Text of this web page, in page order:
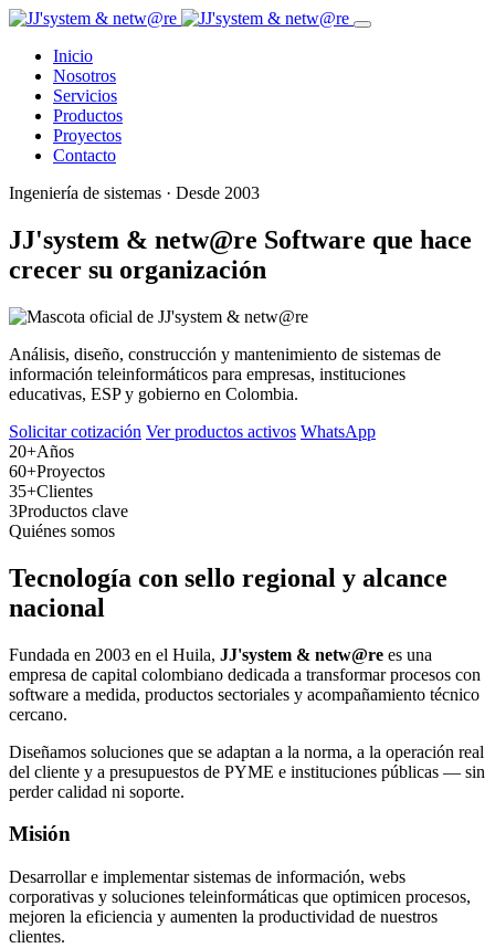
Inicio
Nosotros
Servicios
Productos
Proyectos
Contacto
Ingeniería de sistemas · Desde 2003
JJ'system & netw@re Software que hace
crecer su organización
Análisis, diseño, construcción y mantenimiento de sistemas de
información teleinformáticos para empresas, instituciones
educativas, ESP y gobierno en Colombia.
Solicitar cotización Ver productos activos WhatsApp
20+Años
60+Proyectos
35+Clientes
3Productos clave
Quiénes somos
Tecnología con sello regional y alcance
nacional
Fundada en 2003 en el Huila, JJ'system & netw@re es una
empresa de capital colombiano dedicada a transformar procesos con
software a medida, productos sectoriales y acompañamiento técnico
cercano.
Diseñamos soluciones que se adaptan a la norma, a la operación real
del cliente y a presupuestos de PYME e instituciones públicas — sin
perder calidad ni soporte.
Misión
Desarrollar e implementar sistemas de información, webs
corporativas y soluciones teleinformáticas que optimicen procesos,
mejoren la eficiencia y aumenten la productividad de nuestros
clientes.